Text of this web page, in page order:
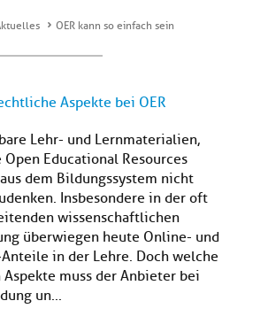
OER kann so einfach sein
Aspekte bei OER
Lehr- und Lernmaterialien,
Open Educational Resources
dem Bildungssystem nicht
Insbesondere in der oft
wissenschaftlichen
überwiegen heute Online- und
in der Lehre. Doch welche
muss der Anbieter bei
un...